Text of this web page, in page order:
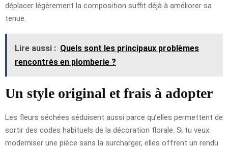
déplacer légèrement la composition suffit déjà à améliorer sa
tenue.
Lire aussi : Quels sont les principaux problèmes
rencontrés en plomberie ?
Un style original et frais à adopter
Les fleurs séchées séduisent aussi parce qu’elles permettent de
sortir des codes habituels de la décoration florale. Si tu veux
moderniser une pièce sans la surcharger, elles offrent un rendu